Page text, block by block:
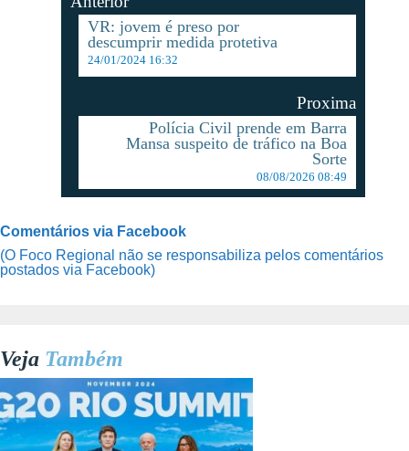
VR: jovem é preso por
descumprir medida protetiva
24/01/2024 16:32
Proxima
Polícia Civil prende em Barra
Mansa suspeito de tráfico na Boa
Sorte
08/08/2026 08:49
Comentários via Facebook
(O Foco Regional não se responsabiliza pelos comentários
postados via Facebook)
Veja Também